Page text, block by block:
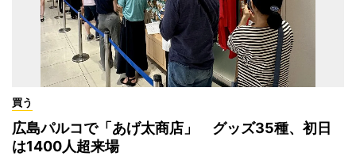
買う
広島パルコで「あげ太商店」 グッズ35種、初日
は1400人超来場